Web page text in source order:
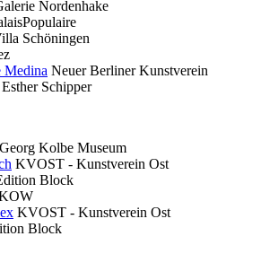
Nordenhake
Schöningen
Medina Neuer Berliner Kunstverein
Esther Schipper
Georg Kolbe Museum
KVOST - Kunstverein Ost
Block
KVOST - Kunstverein Ost
Block